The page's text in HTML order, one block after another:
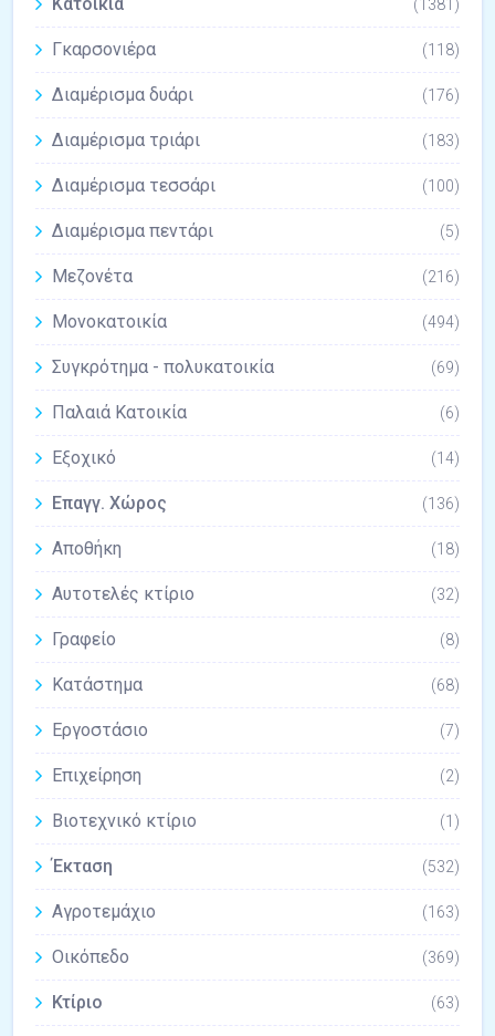
(1381)
Γκαρσονιέρα (118)
Διαμέρισμα δυάρι (176)
Διαμέρισμα τριάρι (183)
Διαμέρισμα τεσσάρι (100)
Διαμέρισμα πεντάρι (5)
Μεζονέτα (216)
Μονοκατοικία (494)
Συγκρότημα - πολυκατοικία (69)
Παλαιά Κατοικία (6)
Εξοχικό (14)
Επαγγ. Χώρος (136)
Αποθήκη (18)
Αυτοτελές κτίριο (32)
Γραφείο (8)
Κατάστημα (68)
Εργοστάσιο (7)
Επιχείρηση (2)
Βιοτεχνικό κτίριο (1)
Έκταση (532)
Αγροτεμάχιο (163)
Οικόπεδο (369)
Κτίριο (63)